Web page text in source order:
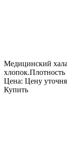
Медицинский
Цена: Цену
Купить